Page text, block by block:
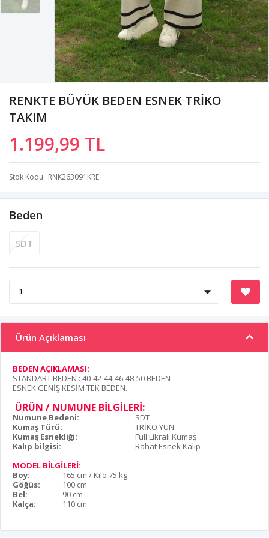
RENKTE BÜYÜK BEDEN ESNEK TRİKO
TAKIM
1.199,99 TL
Stok Kodu RNK263091KRE
Beden
SDT
Ürün Açıklaması
BEDEN AÇIKLAMASI:
STANDART BEDEN : 40-42-44-46-48-50 BEDEN
ESNEK GENİŞ KESİM TEK BEDEN.
ÜRÜN / NUMUNE BİLGİLERİ:
Numune Bedeni:
SDT
Kumaş Türü:
TRİKO YÜN
Kumaş Esnekliği:
Full Likralı Kumaş
Kalıp bilgisi:
Rahat Esnek Kalıp
MODEL BİLGİLERİ:
Boy:
165 cm / Kilo 75 kg
Göğüs:
100 cm
Bel:
90 cm
Kalça:
110 cm